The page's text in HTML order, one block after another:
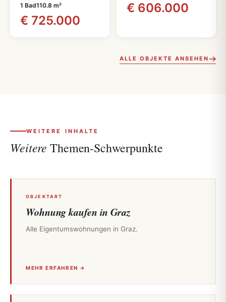
1 Bad110.8 m²
€ 725.000
€ 606.000
ALLE OBJEKTE ANSEHEN
WEITERE INHALTE
WeitereThemen-Schwerpunkte
OBJEKTART
Wohnung kaufen in Graz
Alle Eigentumswohnungen in Graz.
MEHR ERFAHREN →